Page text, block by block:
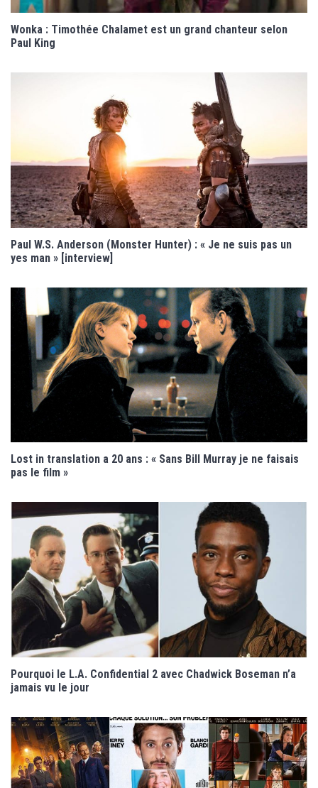
Wonka : Timothée Chalamet est un grand chanteur selon
Paul King
Paul W.S. Anderson (Monster Hunter) : « Je ne suis pas un
yes man » [interview]
Lost in translation a 20 ans : « Sans Bill Murray je ne faisais
pas le film »
Pourquoi le L.A. Confidential 2 avec Chadwick Boseman n’a
jamais vu le jour